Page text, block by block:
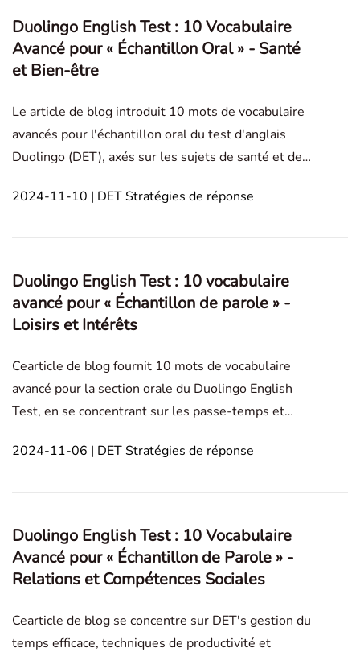
Duolingo English Test : 10 Vocabulaire
Avancé pour « Échantillon Oral » - Santé
et Bien-être
Le article de blog introduit 10 mots de vocabulaire
avancés pour l'échantillon oral du test d'anglais
Duolingo (DET), axés sur les sujets de santé et de
définition, d'un exemple et d'un conseil
2024-11-10 | DET Stratégies de réponse
Duolingo English Test : 10 vocabulaire
avancé pour « Échantillon de parole » -
Loisirs et Intérêts
Cearticle de blog fournit 10 mots de vocabulaire
avancé pour la section orale du Duolingo English
Test, en se concentrant sur les passe-temps et
des conseils d'utilisation pour améliorer les
2024-11-06 | DET Stratégies de réponse
Duolingo English Test : 10 Vocabulaire
Avancé pour « Échantillon de Parole » -
Relations et Compétences Sociales
Cearticle de blog se concentre sur DET's gestion du
temps efficace, techniques de productivité et